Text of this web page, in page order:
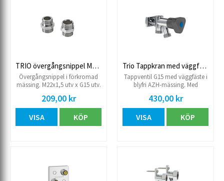
TRIO övergångsnippel M22x1,5x15R utv
Övergångsnippel i förkromad
mässing. M22x1,5 utv x G15 utv.
kontätad. 2-pack
209,00 kr
VISA KÖP
Trio Tappkran med väggfäste Blyfri
Tappventil G15 med väggfäste i
blyfri AZH-mässing. Med
skyddsmodul EB. Inklusive
plugg och anslutningsnippel.
Förkromad.
430,00 kr
VISA KÖP